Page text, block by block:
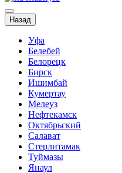
Назад
Уфа
Белебей
Белорецк
Бирск
Ишимбай
Кумертау
Мелеуз
Нефтекамск
Октябрьский
Салават
Стерлитамак
Туймазы
Янаул